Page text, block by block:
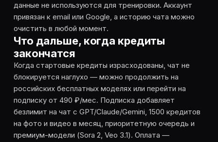
данные не используются для тренировки. Аккаунт
привязан к email или Google, а историю чата можно
очистить в любой момент.
Что дальше, когда кредиты
закончатся
Когда стартовые кредиты израсходованы, чат не
блокируется наглухо — можно продолжить на
российских бесплатных моделях или перейти на
подписку от 490 ₽/мес. Подписка добавляет
безлимит на чат с GPT/Claude/Gemini, 1500 кредитов
на фото и видео в месяц, приоритетную очередь и
премиум-модели (Sora 2, Veo 3.1). Оплата —